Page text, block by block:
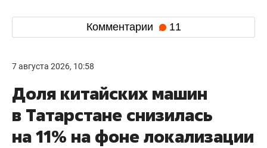
Комментарии 11
7 августа 2026, 10:58
Доля китайских машин
в Татарстане снизилась
на 11% на фоне локализации